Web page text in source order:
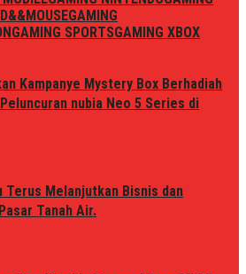
GAMING
GAMING SPORTSGAMING XBOX
Kampanye Mystery Box Berhadiah
nubia Neo 5 Series di
Terus Melanjutkan Bisnis dan
Tanah Air.